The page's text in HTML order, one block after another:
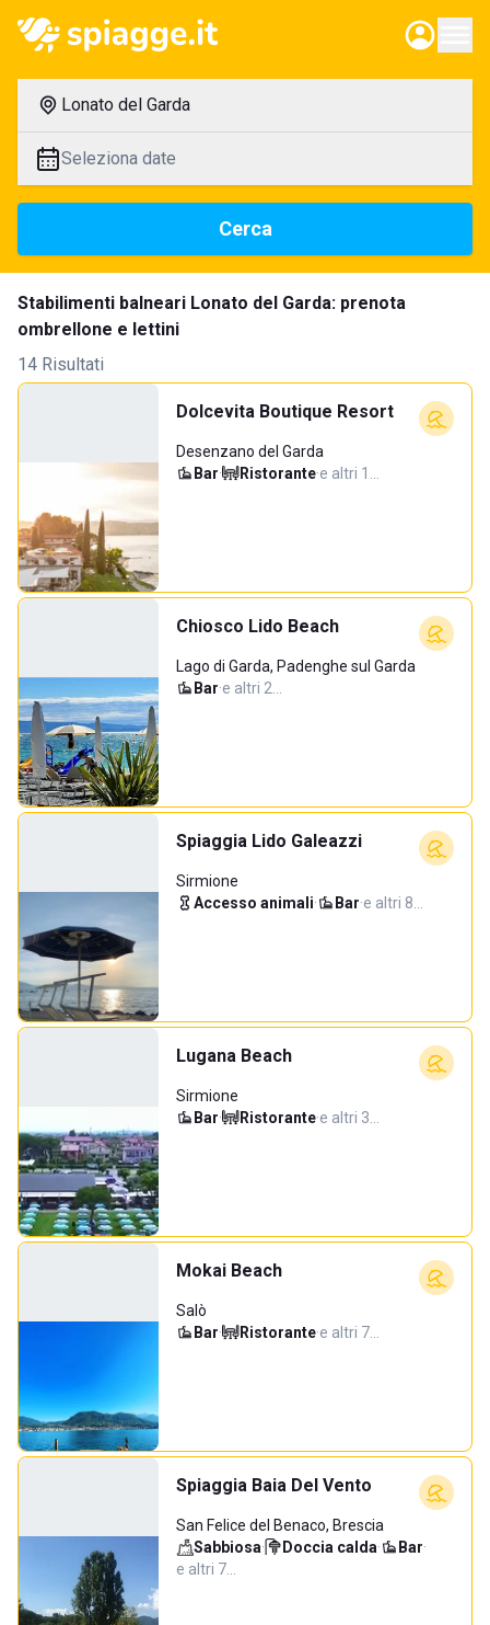
Lonato del Garda
Seleziona date
Cerca
Stabilimenti balneari Lonato del Garda: prenota
ombrellone e lettini
14 Risultati
Dolcevita Boutique Resort
Desenzano del Garda
Bar· Ristorante·e altri 1…
Chiosco Lido Beach
Lago di Garda, Padenghe sul Garda
Bar·e altri 2…
Spiaggia Lido Galeazzi
Sirmione
Accesso animali· Bar·e altri 8…
Lugana Beach
Sirmione
Bar· Ristorante·e altri 3…
Mokai Beach
Salò
Bar· Ristorante·e altri 7…
Spiaggia Baia Del Vento
San Felice del Benaco, Brescia
Sabbiosa· Doccia calda· Bar·
e altri 7…